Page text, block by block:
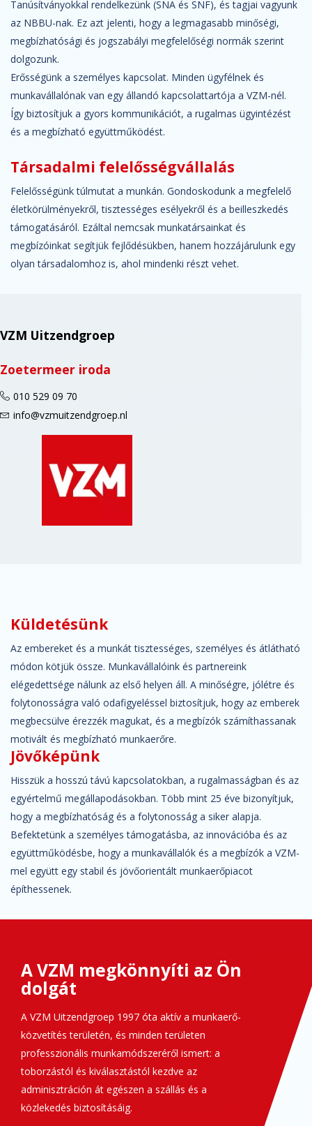
Tanúsítványokkal rendelkezünk (SNA és SNF), és tagjai vagyunk
az NBBU-nak. Ez azt jelenti, hogy a legmagasabb minőségi,
megbízhatósági és jogszabályi megfelelőségi normák szerint
dolgozunk.
Erősségünk a személyes kapcsolat. Minden ügyfélnek és
munkavállalónak van egy állandó kapcsolattartója a VZM-nél.
Így biztosítjuk a gyors kommunikációt, a rugalmas ügyintézést
és a megbízható együttműködést.
Társadalmi felelősségvállalás
Felelősségünk túlmutat a munkán. Gondoskodunk a megfelelő
életkörülményekről, tisztességes esélyekről és a beilleszkedés
támogatásáról. Ezáltal nemcsak munkatársainkat és
megbízóinkat segítjük fejlődésükben, hanem hozzájárulunk egy
olyan társadalomhoz is, ahol mindenki részt vehet.
VZM Uitzendgroep
Zoetermeer iroda
010 529 09 70
info@vzmuitzendgroep.nl
Küldetésünk
Az embereket és a munkát tisztességes, személyes és átlátható
módon kötjük össze. Munkavállalóink és partnereink
elégedettsége nálunk az első helyen áll. A minőségre, jólétre és
folytonosságra való odafigyeléssel biztosítjuk, hogy az emberek
megbecsülve érezzék magukat, és a megbízók számíthassanak
motivált és megbízható munkaerőre.
Jövőképünk
Hisszük a hosszú távú kapcsolatokban, a rugalmasságban és az
egyértelmű megállapodásokban. Több mint 25 éve bizonyítjuk,
hogy a megbízhatóság és a folytonosság a siker alapja.
Befektetünk a személyes támogatásba, az innovációba és az
együttműködésbe, hogy a munkavállalók és a megbízók a VZM-
mel együtt egy stabil és jövőorientált munkaerőpiacot
építhessenek.
A VZM megkönnyíti az Ön
dolgát
A VZM Uitzendgroep 1997 óta aktív a munkaerő-
közvetítés területén, és minden területen
professzionális munkamódszeréről ismert: a
toborzástól és kiválasztástól kezdve az
adminisztráción át egészen a szállás és a
közlekedés biztosításáig.